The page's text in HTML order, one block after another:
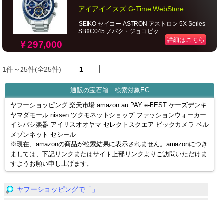
￥297,000
アイアイイスズ G-Time WebStore
SEIKO セイコー ASTRON アストロン 5X Series
SBXC045 ノバク・ジョコビッ...
詳細はこちら
1件～25件(全25件) 1
通販の宝石箱 検索対象EC
ヤフーショッピング 楽天市場 amazon au PAY e-BEST ケーズデンキ
ヤマダモール nissen ツクモネットショップ ファッションウォーカー
イシバシ楽器 アイリスオオヤマ セレクトスクエア ビックカメラ ベル
メゾンネット セシール
※現在、amazonの商品が検索結果に表示されません。amazonにつき
ましては、下記リンクまたはサイト上部リンクよりご訪問いただけま
すようお願い申し上げます。
ヤフーショッピングで「」